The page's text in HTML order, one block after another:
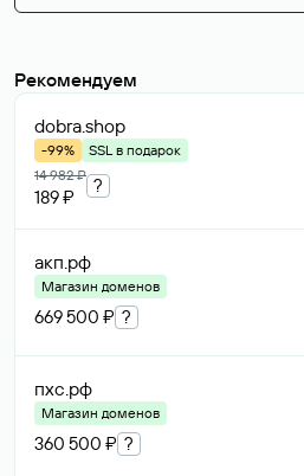
Рекомендуем
dobra.shop
-99%
SSL в подарок
14 982 ₽
189 ₽
?
акп.рф
Магазин доменов
669 500 ₽ ?
пхс.рф
Магазин доменов
360 500 ₽ ?